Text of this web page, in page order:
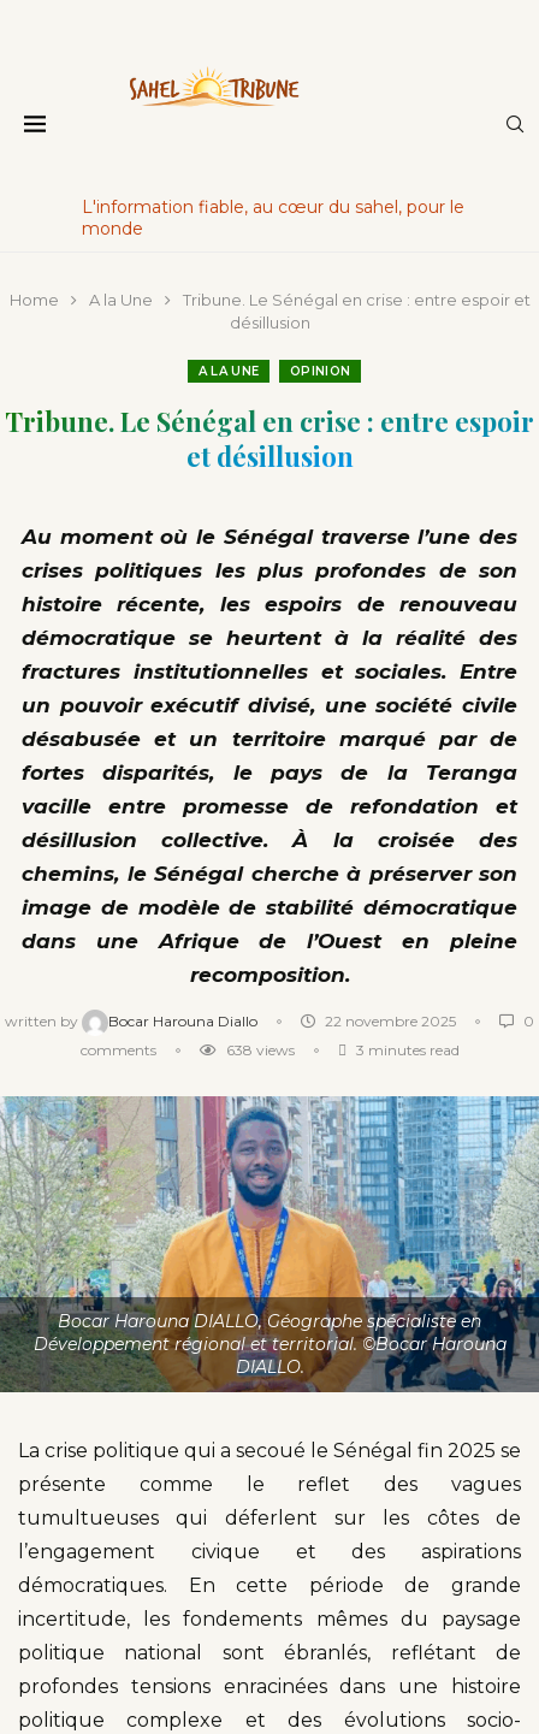
L'information fiable, au cœur du sahel, pour le
monde
Home A la Une
Tribune. Le Sénégal en crise : entre espoir et
désillusion
A LA UNE OPINION
Tribune. Le Sénégal en crise : entre espoir
et désillusion
Au moment où le Sénégal traverse l’une des
crises politiques les plus profondes de son
histoire récente, les espoirs de renouveau
démocratique se heurtent à la réalité des
fractures institutionnelles et sociales. Entre
un pouvoir exécutif divisé, une société civile
désabusée et un territoire marqué par de
fortes disparités, le pays de la Teranga
vacille entre promesse de refondation et
désillusion collective. À la croisée des
chemins, le Sénégal cherche à préserver son
image de modèle de stabilité démocratique
dans une Afrique de l’Ouest en pleine
recomposition.
written by Bocar Harouna Diallo 22 novembre 2025
0
comments
638 views 3 minutes read
Bocar Harouna DIALLO, Géographe spécialiste en
Développement régional et territorial. ©Bocar Harouna
DIALLO.
La crise politique qui a secoué le Sénégal fin 2025 se
présente comme le reflet des vagues
tumultueuses qui déferlent sur les côtes de
l’engagement civique et des aspirations
démocratiques. En cette période de grande
incertitude, les fondements mêmes du paysage
politique national sont ébranlés, reflétant de
profondes tensions enracinées dans une histoire
politique complexe et des évolutions socio-